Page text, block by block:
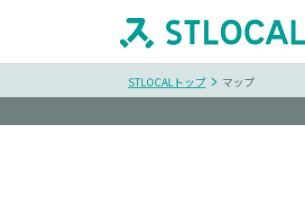
STLOCALトップ マップ